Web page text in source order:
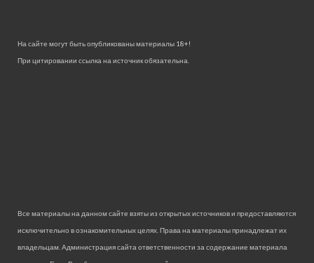
На сайте могут быть опубликованы материалы 18+!
При цитировании ссылка на источник обязательна.
Все материалы на данном сайте взяты из открытых источников и предоставляются
исключительно в ознакомительных целях. Права на материалы принадлежат их
владельцам. Администрация сайта ответственности за содержание материала